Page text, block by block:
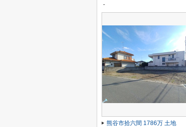
-
熊谷市拾六間 1786万 土地